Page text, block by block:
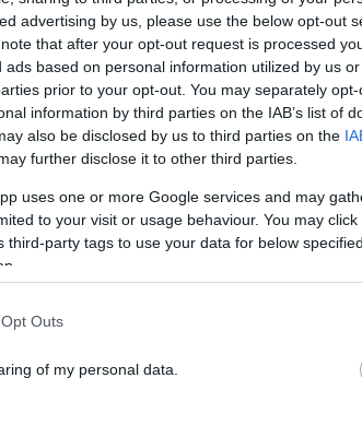
advertising by us, please use the below opt-out
that after your opt-out request is processed
based on personal information utilized by us
prior to your opt-out. You may separately
information by third parties on the IAB’s list of
also be disclosed by us to third parties on the
further disclose it to other third parties.
uses one or more Google services and may
to your visit or usage behaviour. You may
third-party tags to use your data for below
Outs
of my personal data.